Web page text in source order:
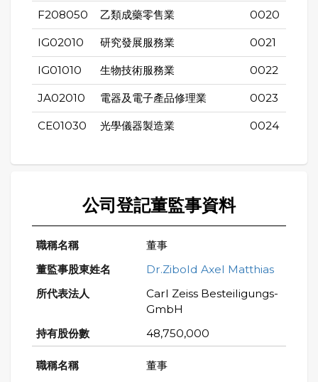
F208050 乙類成藥零售業 0020
IG02010 研究發展服務業 0021
IG01010 生物技術服務業 0022
JA02010 電器及電子產品修理業 0023
CE01030 光學儀器製造業 0024
公司登記董監事資料
董事
Dr.Zibold Axel Matthias
Carl Zeiss Besteiligungs-
GmbH
48,750,000
董事